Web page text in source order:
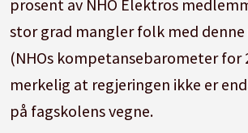
prosent av NHO Elektros
stor grad mangler folk med
(NHOs kompetansebarometer for
merkelig at regjeringen ikke er
på fagskolens vegne.